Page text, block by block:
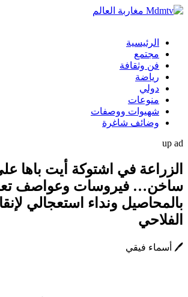
الرئيسية
مجتمع
فن وثقافة
رياضة
دولي
منوعات
شهيوات ووصفات
وضائف شاغرة
up ad
الزراعة في اشتوكة أيت باها
ساخن… فيروسات وعواصف
بالمحاصيل ونداء استعجالي
الفلاحي
🖊️ أسماء فيقي